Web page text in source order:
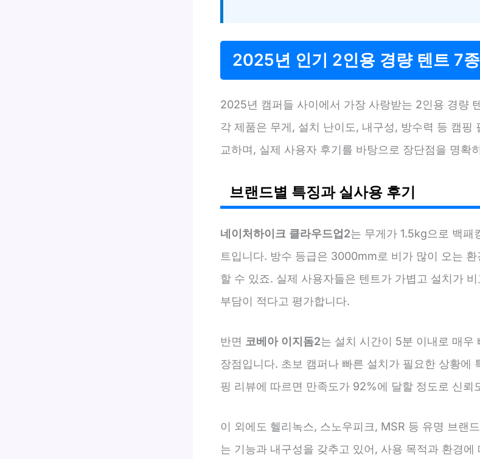
2025년 인기 2인용 경량 텐트 7종
2025년 캠퍼들 사이에서 가장 사랑받는 2인용 경량
각 제품은 무게, 설치 난이도, 내구성, 방수력 등 캠핑
교하며, 실제 사용자 후기를 바탕으로 장단점을 명확
브랜드별 특징과 실사용 후기
네이처하이크 클라우드업2는 무게가 1.5kg으로 백패
트입니다. 방수 등급은 3000mm로 비가 많이 오는
할 수 있죠. 실제 사용자들은 텐트가 가볍고 설치가
부담이 적다고 평가합니다.
반면 코베아 이지돔2는 설치 시간이 5분 이내로 매우
장점입니다. 초보 캠퍼나 빠른 설치가 필요한 상황에
핑 리뷰에 따르면 만족도가 92%에 달할 정도로 신뢰
이 외에도 헬리녹스, 스노우피크, MSR 등 유명 브랜
는 기능과 내구성을 갖추고 있어, 사용 목적과 환경에